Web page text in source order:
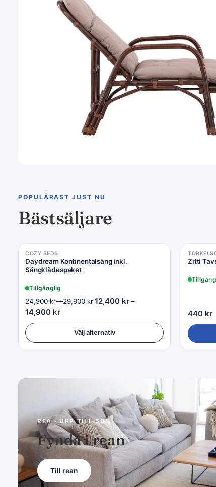
Venture Home
POPULÄRAST JUST NU
Bästsäljare
COZY BEDS
Daydream Kontinentalsäng inkl.
Sängklädespaket
Tillgänglig
24,900kr–29,900kr12,400 kr–
14,900 kr
Välj alternativ
Zitti
440 kr
REA · UPP TILL 50%
Fynda i rean
Till rean